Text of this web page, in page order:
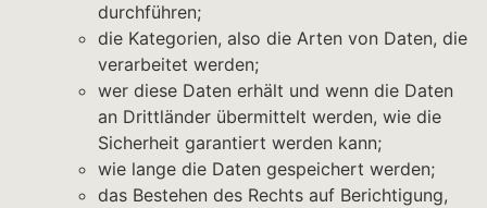
durchführen;
die Kategorien, also die Arten von Daten, die
verarbeitet werden;
wer diese Daten erhält und wenn die Daten
an Drittländer übermittelt werden, wie die
Sicherheit garantiert werden kann;
wie lange die Daten gespeichert werden;
das Bestehen des Rechts auf Berichtigung,